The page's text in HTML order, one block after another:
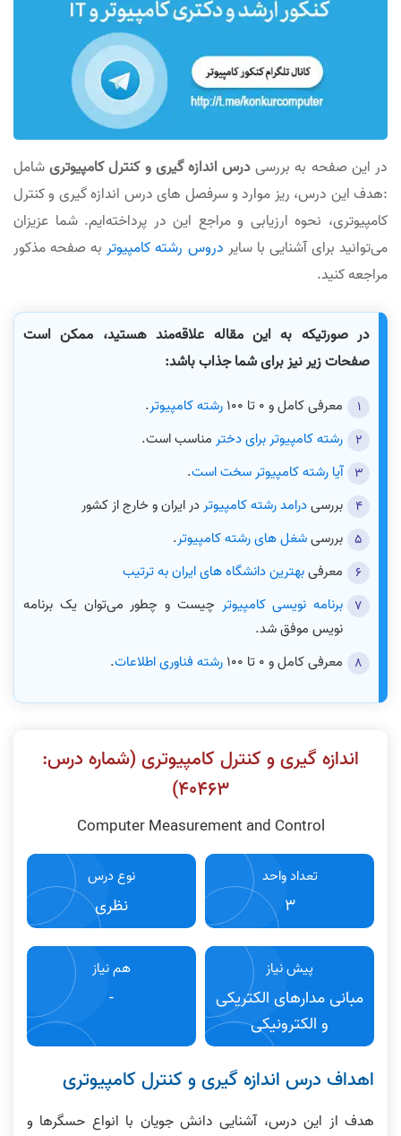
در این صفحه به بررسیدر‌س اندازه گیری و کنترل کامپیوتریشامل
:هدف این درس، ریز موارد و سرفصل های درس اندازه گیری و کنترل
کامپیوتری، نحوه ارزیابی و مراجع این در پرداخته‌ایم. شما عزیزان
می‌توانید برای آشنایی با سایر دروس رشته کامپیوتربه صفحه مذکور
مراجعه کنید.
در صورتیکه به این مقاله علاقه‌مند هستید، ممکن است
صفحات زیر نیز برای شما جذاب باشد:
معرفی کامل و 0 تا 100 رشته کامپیوتر.
رشته کامپیوتر برای دختر مناسب است.
آیا رشته کامپیوتر سخت است.
بررسیدرامد رشته کامپیوتردر ایران و خارج از کشور
بررسیشغل های رشته کامپیوتر.
معرفیبهترین دانشگاه های ایران به ترتیب
برنامه نویسی کامپیوتر چیست و چطور می‌توان یک برنامه
نویس موفق شد.
معرفی کامل و 0 تا 100
رشته فناوری اطلاعات.
اندازه گیری و کنترل کامپیوتری (شماره درس:
۴٠۴۶٣)
Computer Measurement and Control
تعداد واحد
3
نوع درس
نظری
پیش نیاز
مبانی مدارهای الکتریکی
و الکترونیکی
هم نیاز
-
اهداف درس اندازه گیری و کنترل کامپیوتری
هدف از اين درس، آشنایی دانش جویان با انواع حسگرها و